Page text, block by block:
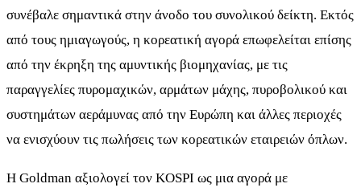
συνέβαλε σημαντικά στην άνοδο του συνολικού δείκτη. Εκτός
από τους ημιαγωγούς, η κορεατική αγορά επωφελείται επίσης
από την έκρηξη της αμυντικής βιομηχανίας, με τις
παραγγελίες πυρομαχικών, αρμάτων μάχης, πυροβολικού και
συστημάτων αεράμυνας από την Ευρώπη και άλλες περιοχές
να ενισχύουν τις πωλήσεις των κορεατικών εταιρειών όπλων.
Η Goldman αξιολογεί τον KOSPI ως μια αγορά με